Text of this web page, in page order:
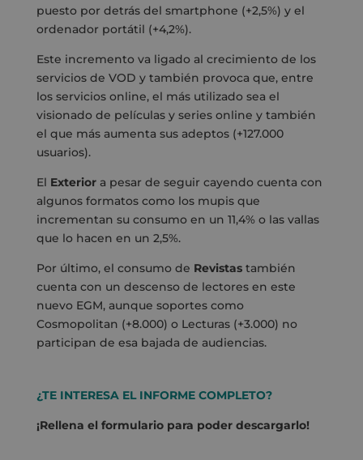
puesto por detrás del smartphone (+2,5%) y el
ordenador portátil (+4,2%).
Este incremento va ligado al crecimiento de los
servicios de VOD y también provoca que, entre
los servicios online, el más utilizado sea el
visionado de películas y series online y también
el que más aumenta sus adeptos (+127.000
usuarios).
El Exteriora pesar de seguir cayendo cuenta con
algunos formatos como los mupis que
incrementan su consumo en un 11,4% o las vallas
que lo hacen en un 2,5%.
Por último, el consumo de Revistastambién
cuenta con un descenso de lectores en este
nuevo EGM, aunque soportes como
Cosmopolitan (+8.000) o Lecturas (+3.000) no
participan de esa bajada de audiencias.
¿TE INTERESA EL INFORME COMPLETO?
¡Rellena el formulario para poder descargarlo!